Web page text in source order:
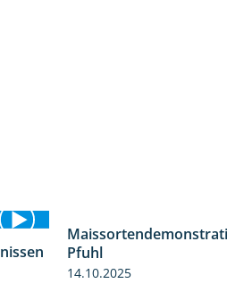
Pfuhl
14.10.2025